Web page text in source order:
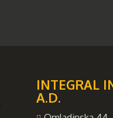
INTEGRAL
A.D.